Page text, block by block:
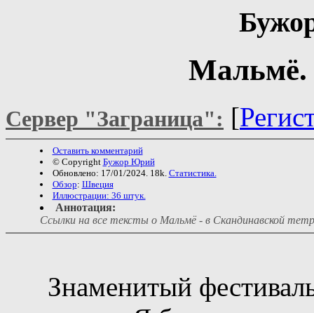
Мальмё.
Сервер "Заграница": [
Оставить комментарий
© Copyright Бужор Юрий
Обновлено: 17/01/2024. 18k. Статистика.
Обзор: Швеция
Иллюстрации: 36 штук.
Аннотация:
Ссылки на все тексты о Мальмё - в Скандинавской
Знаменитый